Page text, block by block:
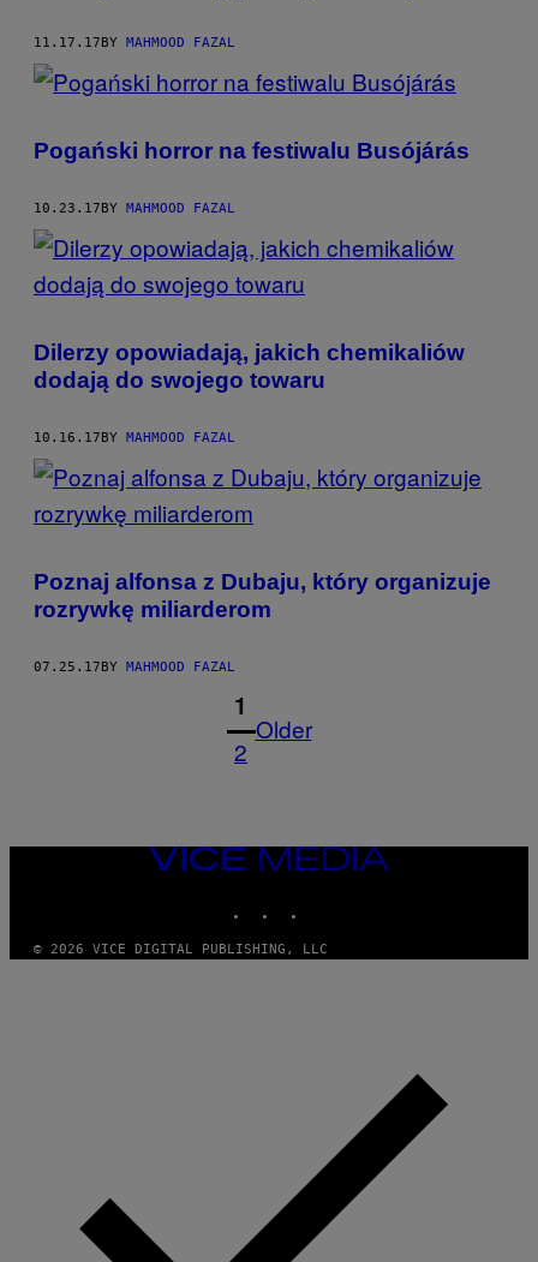
11.17.17BY MAHMOOD FAZAL
Pogański horror na festiwalu Busójárás
10.23.17BY MAHMOOD FAZAL
Dilerzy opowiadają, jakich chemikaliów
dodają do swojego towaru
10.16.17BY MAHMOOD FAZAL
Poznaj alfonsa z Dubaju, który organizuje
rozrywkę miliarderom
07.25.17BY MAHMOOD FAZAL
1
2
Older
VICE
MEDIA
© 2026 VICE DIGITAL PUBLISHING, LLC